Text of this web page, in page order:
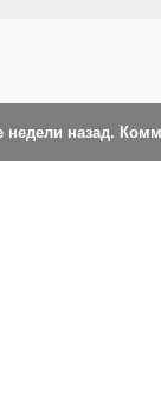
недели назад.